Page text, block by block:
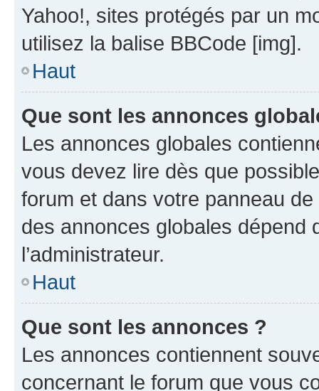
Yahoo!, sites protégés par un
utilisez la balise BBCode [img].
Haut
Que sont les annonces
Les annonces globales
vous devez lire dès que
forum et dans votre panneau
des annonces globales dépend
l’administrateur.
Haut
Que sont les annonces ?
Les annonces contiennent
concernant le forum que vous